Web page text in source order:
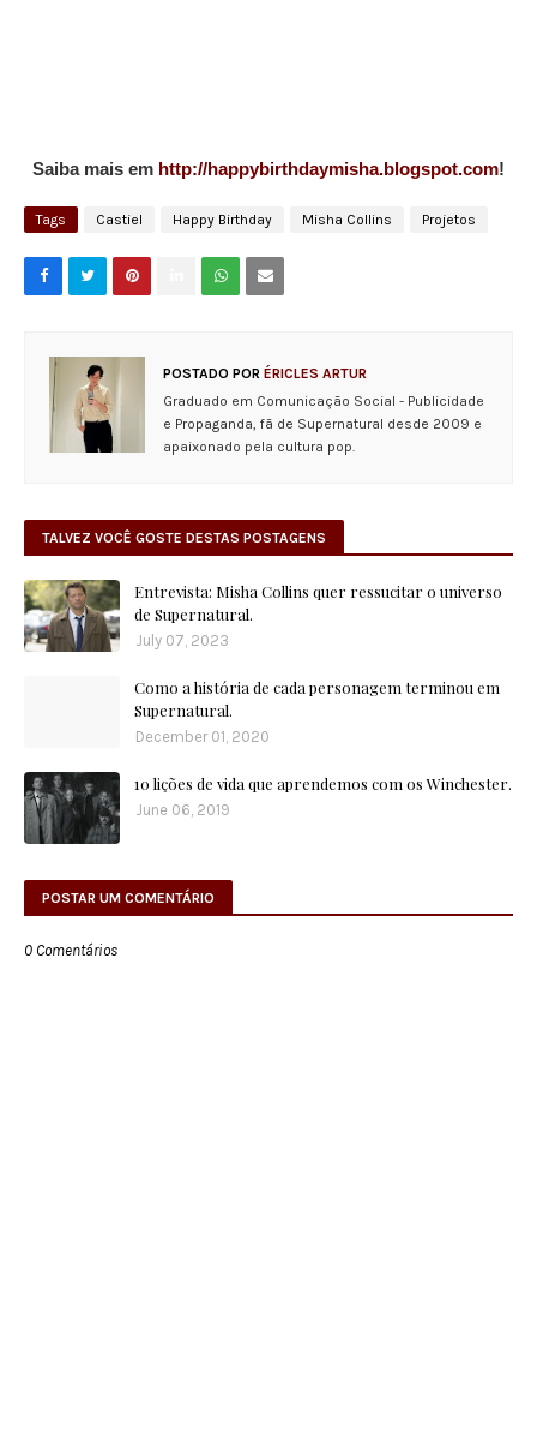
Saiba mais em http://happybirthdaymisha.blogspot.com!
Tags Castiel Happy Birthday Misha Collins Projetos
POSTADO POR ÉRICLES ARTUR
Graduado em Comunicação Social - Publicidade
e Propaganda, fã de Supernatural desde 2009 e
apaixonado pela cultura pop.
TALVEZ VOCÊ GOSTE DESTAS POSTAGENS
Entrevista: Misha Collins quer ressucitar o universo
de Supernatural.
July 07, 2023
Como a história de cada personagem terminou em
Supernatural.
December 01, 2020
10 lições de vida que aprendemos com os Winchester.
June 06, 2019
POSTAR UM COMENTÁRIO
0 Comentários